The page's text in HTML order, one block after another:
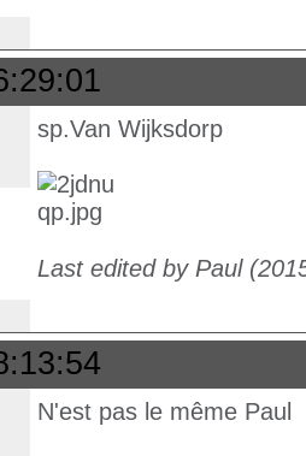
sp.Van Wijksdorp
Last edited by Paul
N'est pas le même Paul